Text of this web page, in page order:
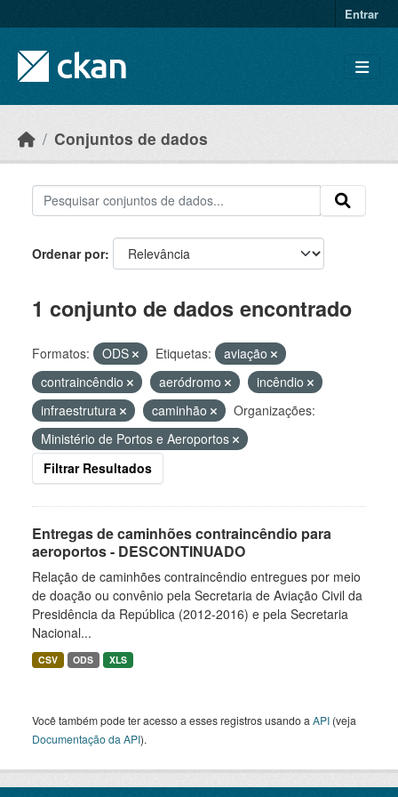
Entrar
Conjuntos de dados
Ordenar por
1 conjunto de dados encontrado
Formatos: ODS Etiquetas:
aviação
contraincêndio
aeródromo
incêndio
infraestrutura
caminhão
Organizações:
Ministério de Portos e Aeroportos
Filtrar Resultados
Entregas de caminhões contraincêndio para
aeroportos - DESCONTINUADO
Relação de caminhões contraincêndio entregues por meio
de doação ou convênio pela Secretaria de Aviação Civil da
Presidência da República (2012-2016) e pela Secretaria
Nacional...
CSV ODS XLS
Você também pode ter acesso a esses registros usando a API (veja
Documentação da API).